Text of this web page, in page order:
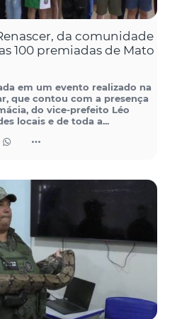
da comunidade
100 premiadas de Mato
em um evento realizado na
que contou com a presença
do vice-prefeito Léo
locais e de toda a...